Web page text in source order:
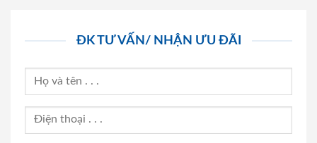
ĐK TƯ VẤN/ NHẬN ƯU ĐÃI